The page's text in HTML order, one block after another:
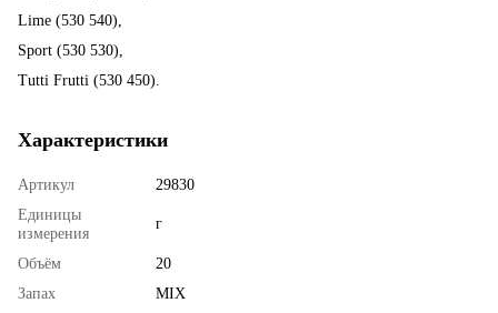
Lime (530 540),
Sport (530 530),
Tutti Frutti (530 450).
Характеристики
Артикул
29830
Единицы
измерения
г
Объём
20
Запах
MIX